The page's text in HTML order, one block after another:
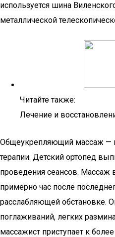
используется шина
металлической
Читайте также:
Лечение и
Общеукрепляющий массаж —
терапии. Детский ортопед
проведения сеансов. Массаж
примерно час после
расслабляющей обстановке.
поглаживаний, легких
массажист приступает к